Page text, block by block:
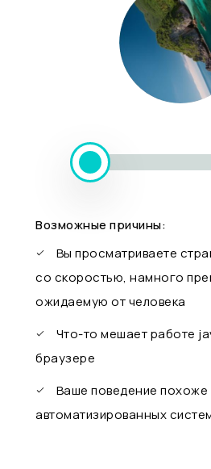
Возможные причины:
Вы просматриваете
со скоростью, намного
ожидаемую от человека
Что-то мешает работе
браузере
Ваше поведение похоже
автоматизированных